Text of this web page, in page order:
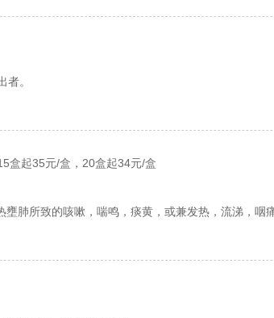
者。
盒起35元/盒，20盒起34元/盒
肺所致的咳嗽，喘鸣，痰黄，或兼发热，流涕，咽